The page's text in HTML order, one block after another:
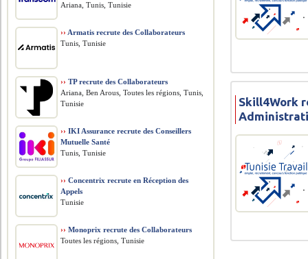
Skill4Work
Ariana, Tunis, Tunisie
›› Armatis recrute des Collaborateurs
Tunis, Tunisie
›› TP recrute des Collaborateurs
Ariana, Ben Arous, Toutes les régions, Tunis,
Tunisie
›› IKI Assurance recrute des Conseillers
Mutuelle Santé
Tunis, Tunisie
›› Concentrix recrute en Réception des
Appels
Tunisie
›› Monoprix recrute des Collaborateurs
Toutes les régions, Tunisie